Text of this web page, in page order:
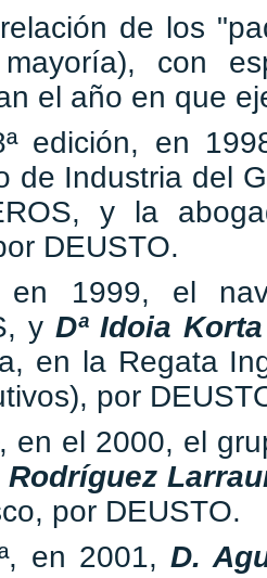
de los
con
el año en que
edición, en
de Industria del
y la
DEUSTO.
en 1999, el
y Dª Idoia
en la Regata
por
en el 2000, el
Rodríguez
por DEUSTO.
en 2001, D.